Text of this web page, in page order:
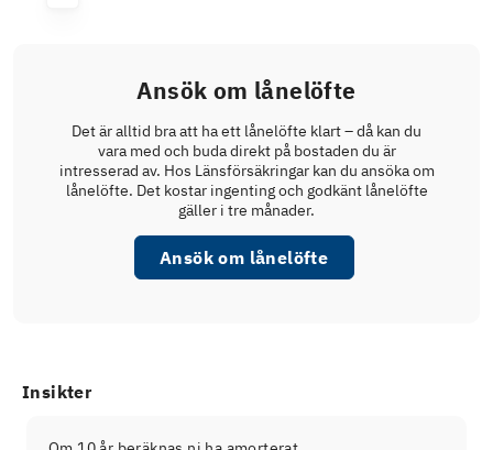
Ansök om lånelöfte
Det är alltid bra att ha ett lånelöfte klart – då kan du
vara med och buda direkt på bostaden du är
intresserad av. Hos Länsförsäkringar kan du ansöka om
lånelöfte. Det kostar ingenting och godkänt lånelöfte
gäller i tre månader.
Ansök om lånelöfte
Insikter